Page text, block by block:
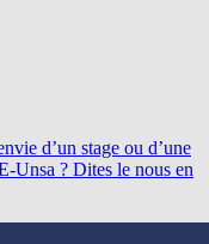
d’un stage ou d’une
Unsa ? Dites le nous en